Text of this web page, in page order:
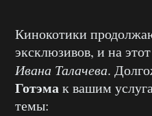
Кинокотики
эксклюзивов, и на
Ивана Талачева.
Готэмак вашим
темы: